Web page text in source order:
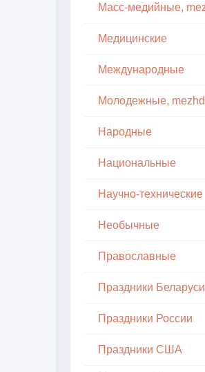
Медицинские
Международные
Народные
Национальные
Научно-технические
Необычные
Православные
Праздники Беларуси
Праздники России
Праздники США